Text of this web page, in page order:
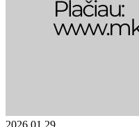
2026 01 29